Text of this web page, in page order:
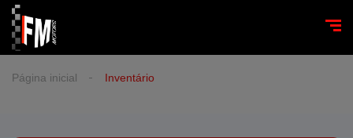
Página inicial Inventário